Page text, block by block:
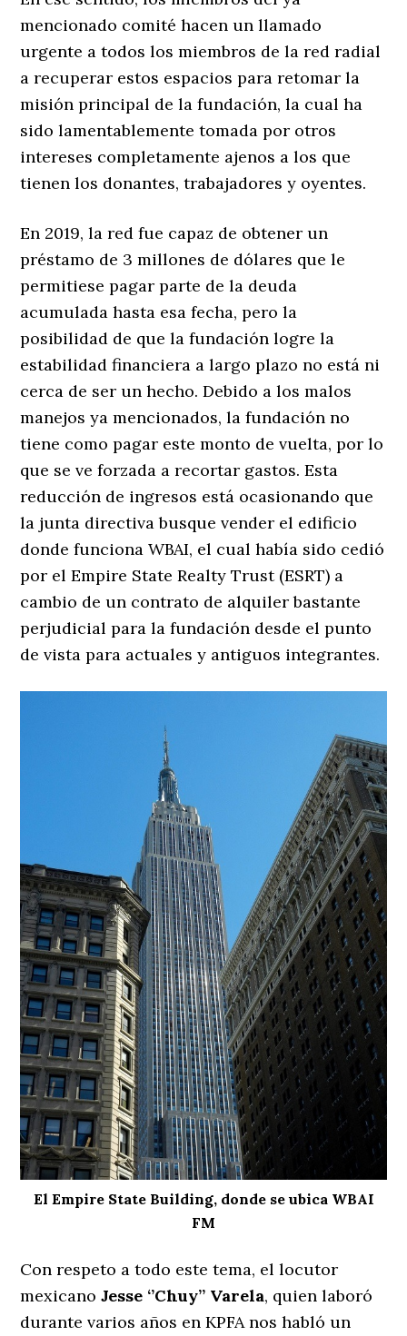
mencionado comité hacen un llamado
urgente a todos los miembros de la red radial
a recuperar estos espacios para retomar la
misión principal de la fundación, la cual ha
sido lamentablemente tomada por otros
intereses completamente ajenos a los que
tienen los donantes, trabajadores y oyentes.
En 2019, la red fue capaz de obtener un
préstamo de 3 millones de dólares que le
permitiese pagar parte de la deuda
acumulada hasta esa fecha, pero la
posibilidad de que la fundación logre la
estabilidad financiera a largo plazo no está ni
cerca de ser un hecho. Debido a los malos
manejos ya mencionados, la fundación no
tiene como pagar este monto de vuelta, por lo
que se ve forzada a recortar gastos. Esta
reducción de ingresos está ocasionando que
la junta directiva busque vender el edificio
donde funciona WBAI, el cual había sido cedió
por el Empire State Realty Trust (ESRT) a
cambio de un contrato de alquiler bastante
perjudicial para la fundación desde el punto
de vista para actuales y antiguos integrantes.
El Empire State Building, donde se ubica WBAI
FM
Con respeto a todo este tema, el locutor
mexicanoJesse ‘’Chuy’’ Varela, quien laboró
durante varios años en KPFA nos habló un